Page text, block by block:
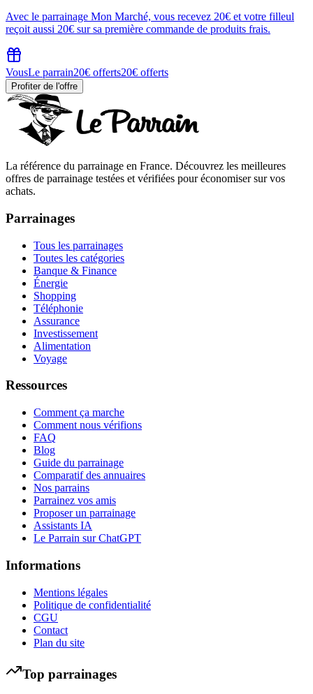
Avec le parrainage Mon Marché, vous recevez 20€ et votre filleul
reçoit aussi 20€ sur sa première commande de produits frais.
VousLe parrain20€ offerts20€ offerts
Profiter de l'offre
La référence du parrainage en France. Découvrez les meilleures
offres de parrainage testées et vérifiées pour économiser sur vos
achats.
Parrainages
Tous les parrainages
Toutes les catégories
Banque & Finance
Énergie
Shopping
Téléphonie
Assurance
Investissement
Alimentation
Voyage
Ressources
Comment ça marche
Comment nous vérifions
FAQ
Blog
Guide du parrainage
Comparatif des annuaires
Nos parrains
Parrainez vos amis
Proposer un parrainage
Assistants IA
Le Parrain sur ChatGPT
Informations
Mentions légales
Politique de confidentialité
CGU
Contact
Plan du site
Top parrainages